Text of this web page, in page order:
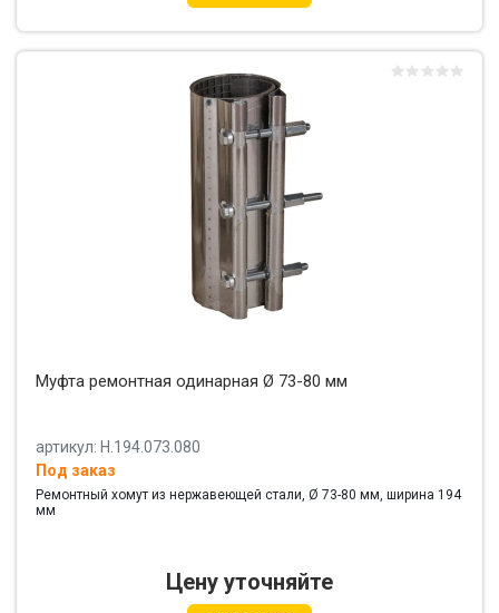
Муфта ремонтная одинарная Ø 73-80 мм
артикул: Н.194.073.080
Под заказ
Ремонтный хомут из нержавеющей стали, Ø 73-80 мм, ширина 194
мм
Цену уточняйте